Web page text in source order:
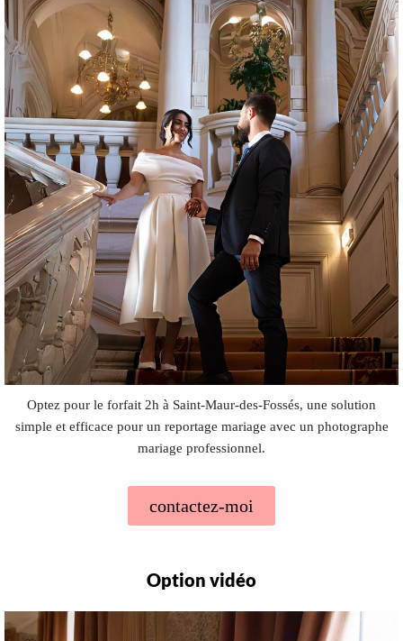
Optez pour le forfait 2h à Saint-Maur-des-Fossés, une solution
simple et efficace pour un reportage mariage avec un photographe
mariage professionnel.
contactez-moi
Option vidéo